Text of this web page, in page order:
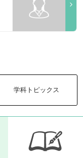
学科トピックス